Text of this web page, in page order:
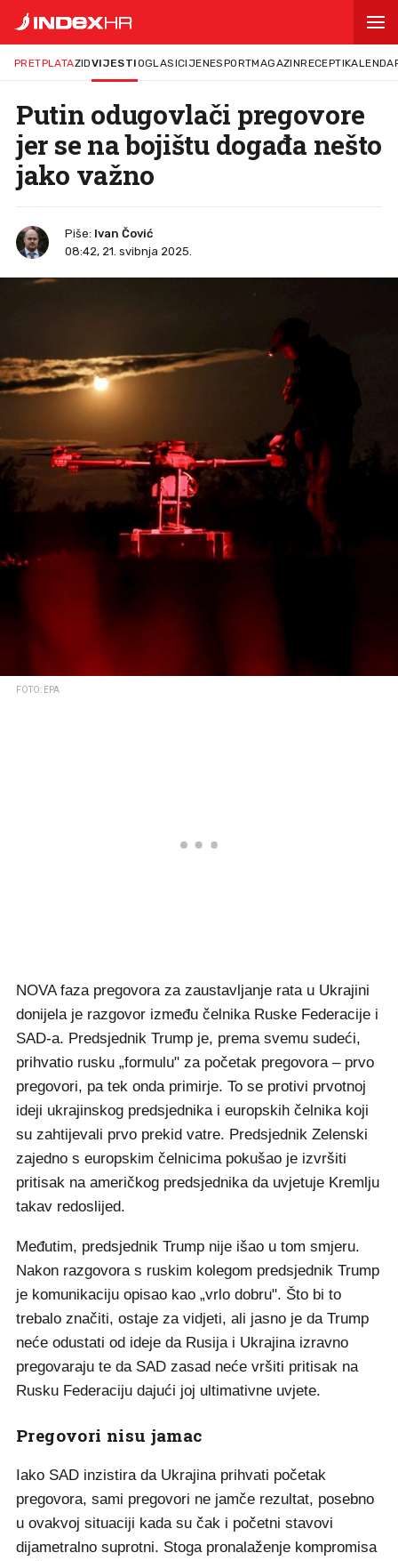
PRETPLATAZIDVIJESTIOGLASICIJENESPORTMAGAZINRECEPTI
Putin odugovlači pregovore
jer se na bojištu događa nešto
jako važno
Piše: Ivan Čović
08:42, 21. svibnja 2025.
FOTO: EPA
NOVA faza pregovora za zaustavljanje rata u Ukrajini
donijela je razgovor između čelnika Ruske Federacije i
SAD-a. Predsjednik Trump je, prema svemu sudeći,
prihvatio rusku „formulu" za početak pregovora – prvo
pregovori, pa tek onda primirje. To se protivi prvotnoj
ideji ukrajinskog predsjednika i europskih čelnika koji
su zahtijevali prvo prekid vatre. Predsjednik Zelenski
zajedno s europskim čelnicima pokušao je izvršiti
pritisak na američkog predsjednika da uvjetuje Kremlju
takav redoslijed.
Međutim, predsjednik Trump nije išao u tom smjeru.
Nakon razgovora s ruskim kolegom predsjednik Trump
je komunikaciju opisao kao „vrlo dobru". Što bi to
trebalo značiti, ostaje za vidjeti, ali jasno je da Trump
neće odustati od ideje da Rusija i Ukrajina izravno
pregovaraju te da SAD zasad neće vršiti pritisak na
Rusku Federaciju dajući joj ultimativne uvjete.
Pregovori nisu jamac
Iako SAD inzistira da Ukrajina prihvati početak
pregovora, sami pregovori ne jamče rezultat, posebno
u ovakvoj situaciji kada su čak i početni stavovi
dijametralno suprotni. Stoga pronalaženje kompromisa